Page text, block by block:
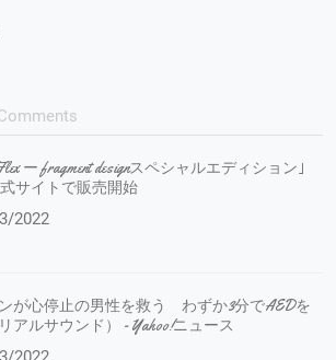
ー fragment designスペシャルエディション｣
式サイトで販売開始
2022
が心停止の男性を救う わずか3分でAEDを
アルサウンド） - Yahoo!ニュース